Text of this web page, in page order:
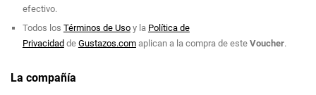
efectivo.
Todos los Términos de Usoy la Política de
Privacidadde Gustazos.comaplican a la compra de este Voucher.
La compañía